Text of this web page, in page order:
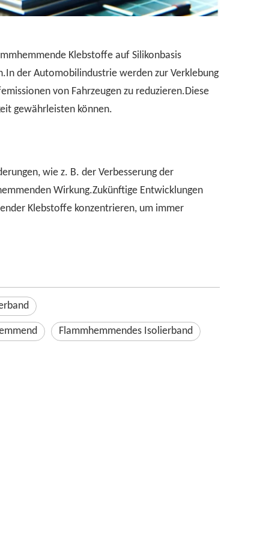
Klebstoffe auf Silikonbasis
der Automobilindustrie werden zur Verklebung
von Fahrzeugen zu reduzieren.Diese
gewährleisten können.
wie z. B. der Verbesserung der
Wirkung.Zukünftige Entwicklungen
Klebstoffe konzentrieren, um immer
Flammhemmendes Isolierband